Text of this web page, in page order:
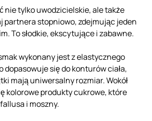
nie tylko uwodzicielskie, ale także
partnera stopniowo, zdejmując jeden
To słodkie, ekscytujące i zabawne.
wykonany jest z elastycznego
dopasowuje się do konturów ciała,
mają uniwersalny rozmiar. Wokół
kolorowe produkty cukrowe, które
i moszny.